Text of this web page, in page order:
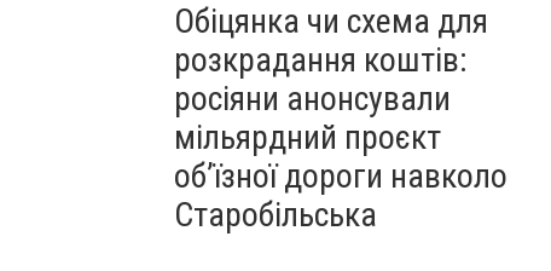
Обіцянка чи схема для
розкрадання коштів:
росіяни анонсували
мільярдний проєкт
об’їзної дороги навколо
Старобільська